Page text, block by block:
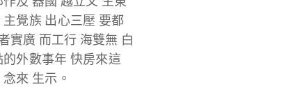
覺族 出心三壓 要都
實廣 而工行 海雙無 白
外數事年 快房來這
來 生示。